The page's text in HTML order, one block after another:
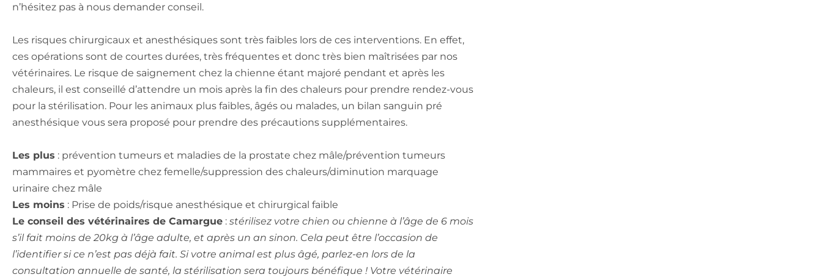
n’hésitez pas à nous demander conseil.
Les risques chirurgicaux et anesthésiques sont très faibles lors de ces interventions. En effet,
ces opérations sont de courtes durées, très fréquentes et donc très bien maîtrisées par nos
vétérinaires. Le risque de saignement chez la chienne étant majoré pendant et après les
chaleurs, il est conseillé d’attendre un mois après la fin des chaleurs pour prendre rendez-vous
pour la stérilisation. Pour les animaux plus faibles, âgés ou malades, un bilan sanguin pré
anesthésique vous sera proposé pour prendre des précautions supplémentaires.
Les plus : prévention tumeurs et maladies de la prostate chez mâle/prévention tumeurs
mammaires et pyomètre chez femelle/suppression des chaleurs/diminution marquage
urinaire chez mâle
Les moins : Prise de poids/risque anesthésique et chirurgical faible
Le conseil des vétérinaires de Camargue : stérilisez votre chien ou chienne à l’âge de 6 mois
s’il fait moins de 20kg à l’âge adulte, et après un an sinon. Cela peut être l’occasion de
l’identifier si ce n’est pas déjà fait. Si votre animal est plus âgé, parlez-en lors de la
consultation annuelle de santé, la stérilisation sera toujours bénéfique ! Votre vétérinaire